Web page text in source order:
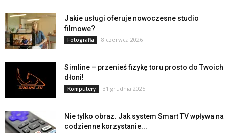
Jakie usługi oferuje nowoczesne studio
filmowe?
Fotografia 8 czerwca 2026
Simline – przenieś fizykę toru prosto do Twoich
dłoni!
Komputery 31 grudnia 2025
Nie tylko obraz. Jak system Smart TV wpływa na
codzienne korzystanie...